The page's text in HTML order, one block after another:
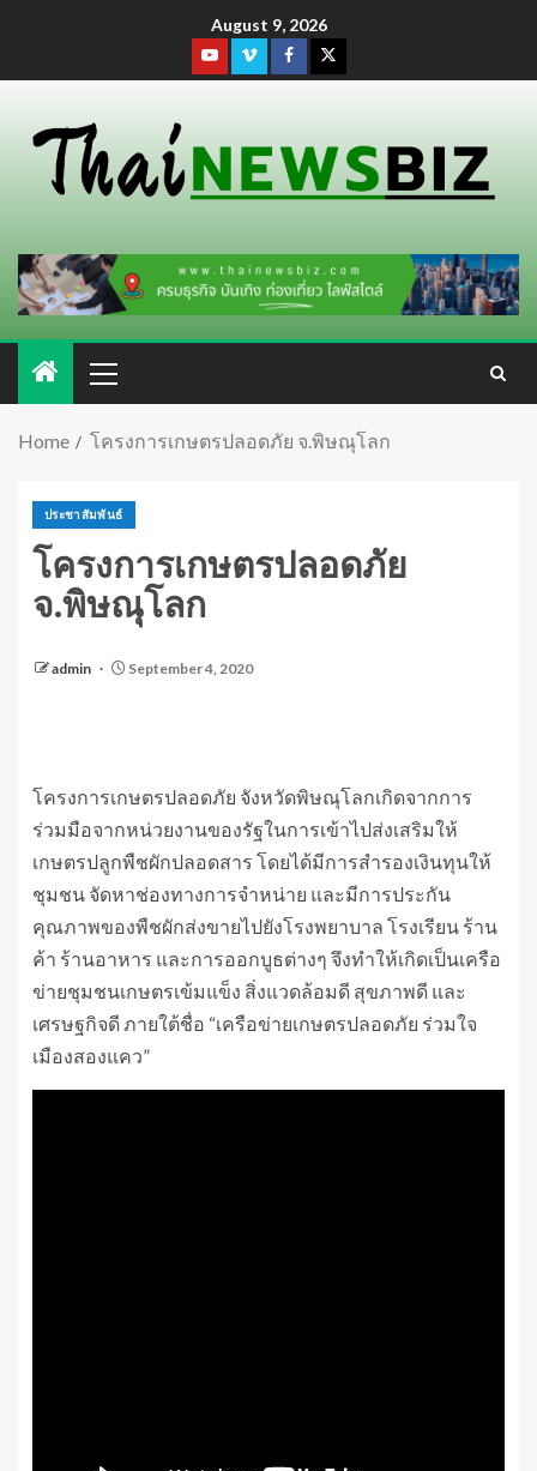
August 9, 2026
Home โครงการเกษตรปลอดภัย จ.พิษณุโลก​
ประชาสัมพันธ์
โครงการเกษตรปลอดภัย
จ.พิษณุโลก​
admin September 4, 2020
โครงการเกษตรปลอดภัย จังหวัดพิษณุโลกเกิดจากการ
ร่วมมือจากหน่วยงานของรัฐในการเข้าไปส่งเสริมให้
เกษตรปลูกพืชผักปลอดสาร โดยได้มีการสำรองเงินทุนให้
ชุมชน จัดหาช่องทางการจำหน่าย และมีการประกัน
คุณภาพของพืชผักส่งขายไปยังโรงพยาบาล โรงเรียน ร้าน
ค้า ร้านอาหาร และการออกบูธต่างๆ จึงทำให้เกิดเป็นเครือ
ข่ายชุมชนเกษตรเข้มแข็ง สิ่งแวดล้อมดี สุขภาพดี และ
เศรษฐกิจดี ภายใต้ชื่อ “เครือข่ายเกษตรปลอดภัย ร่วมใจ
เมืองสองแคว”